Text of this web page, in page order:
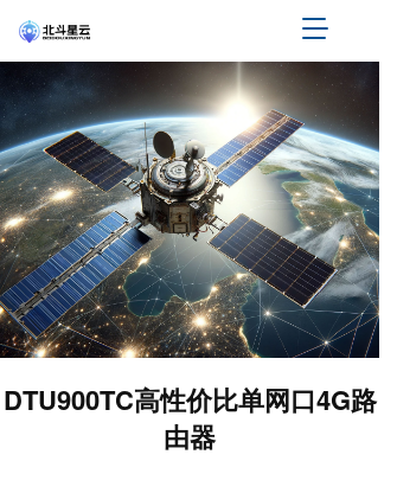
T
l
e
n
a
v
i
g
a
t
i
o
DTU900TC高性价比单网口4G路
由器